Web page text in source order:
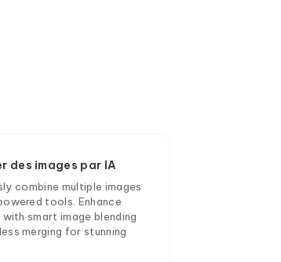
des images par IA
combine multiple images
tools. Enhance
smart image blending
merging for stunning